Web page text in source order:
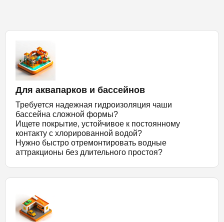
Для аквапарков и бассейнов
Требуется надежная гидроизоляция чаши
бассейна сложной формы?
Ищете покрытие, устойчивое к постоянному
контакту с хлорированной водой?
Нужно быстро отремонтировать водные
аттракционы без длительного простоя?